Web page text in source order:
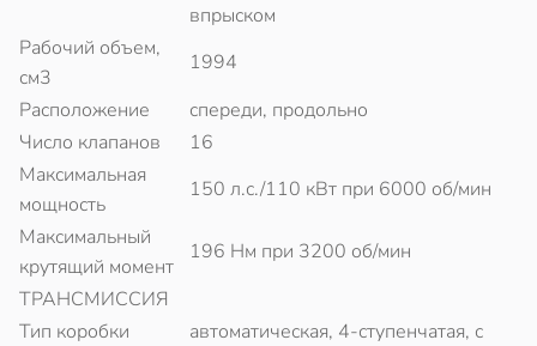
впрыском
Рабочий объем,
см3
1994
Расположение
спереди, продольно
Число клапанов
16
Максимальная
мощность
150 л.с./110 кВт при 6000 об/мин
Максимальный
крутящий момент
196 Нм при 3200 об/мин
ТРАНСМИССИЯ
Тип коробки
автоматическая, 4-ступенчатая, с